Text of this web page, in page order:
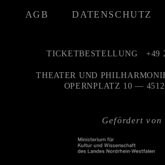
AGB DATENSCHUTZ
Gefördert von
TICKETBESTELLUNG +49
THEATER UND
OPERNPLATZ 10 —